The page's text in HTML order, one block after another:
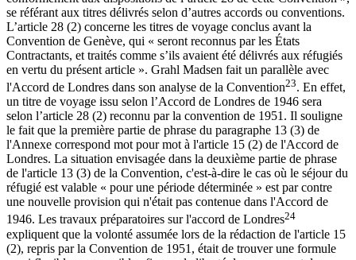
se référant aux titres délivrés selon d’autres accords ou conventions.
L’article 28 (2) concerne les titres de voyage conclus avant la
Convention de Genève, qui « seront reconnus par les États
Contractants, et traités comme s’ils avaient été délivrés aux réfugiés
en vertu du présent article ». Grahl Madsen fait un parallèle avec
l'Accord de Londres dans son analyse de la Convention23. En effet,
un titre de voyage issu selon l’Accord de Londres de 1946 sera
selon l’article 28 (2) reconnu par la convention de 1951. Il souligne
le fait que la première partie de phrase du paragraphe 13 (3) de
l'Annexe correspond mot pour mot à l'article 15 (2) de l'Accord de
Londres. La situation envisagée dans la deuxième partie de phrase
de l'article 13 (3) de la Convention, c'est-à-dire le cas où le séjour du
réfugié est valable « pour une période déterminée » est par contre
une nouvelle provision qui n'était pas contenue dans l'Accord de
1946. Les travaux préparatoires sur l'accord de Londres24
expliquent que la volonté assumée lors de la rédaction de l'article 15
(2), repris par la Convention de 1951, était de trouver une formule